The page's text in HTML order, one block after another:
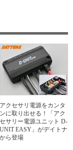
アクセサリ電源をカンタ
ンに取り出せる！「アク
セサリー電源ユニット D-
UNIT EASY」がデイトナ
から登場